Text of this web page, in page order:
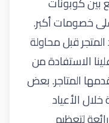
خصومات أكبر.
قبل محاولة
الاستفادة من
المتاجر. بعض
الأعياد